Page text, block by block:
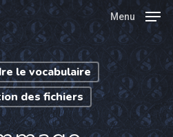
Menu
le vocabulaire
des fichiers
Menu